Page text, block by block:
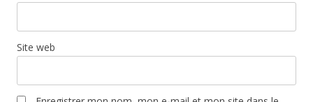
Site web